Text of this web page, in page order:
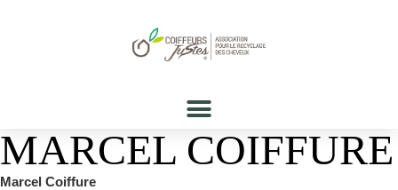
MARCEL COIFFURE
Marcel Coiffure